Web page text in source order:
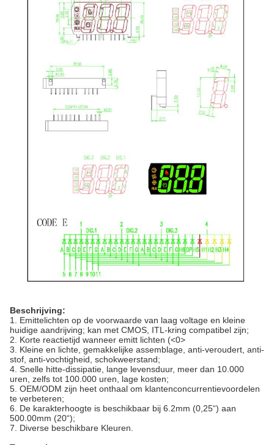
Beschrijving:
1. Emittelichten op de voorwaarde van laag voltage en kleine
huidige aandrijving; kan met CMOS, ITL-kring compatibel zijn;
2. Korte reactietijd wanneer emitt lichten (<0>
3. Kleine en lichte, gemakkelijke assemblage, anti-veroudert, anti-
stof, anti-vochtigheid, schokweerstand;
4. Snelle hitte-dissipatie, lange levensduur, meer dan 10.000
uren, zelfs tot 100.000 uren, lage kosten;
5. OEM/ODM zijn heet onthaal om klantenconcurrentievoordelen
te verbeteren;
6. De karakterhoogte is beschikbaar bij 6.2mm (0,25“) aan
500.00mm (20“);
7. Diverse beschikbare Kleuren.